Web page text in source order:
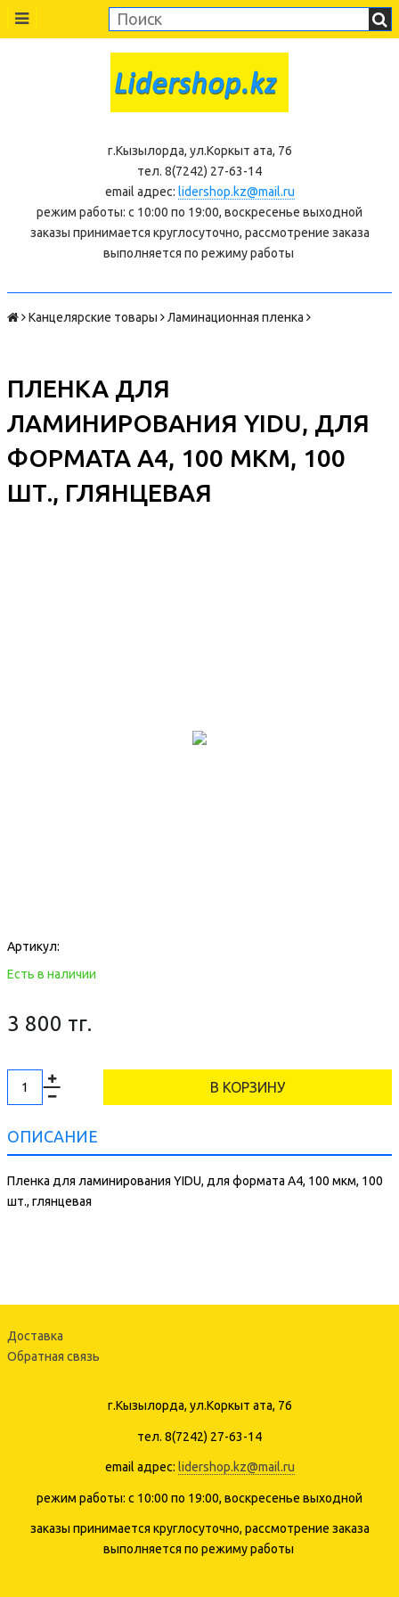
г.Кызылорда, ул.Коркыт ата, 76
тел. 8(7242) 27-63-14
email адрес: lidershop.kz@mail.ru
режим работы: с 10:00 по 19:00, воскресенье выходной
заказы принимается круглосуточно, рассмотрение заказа
выполняется по режиму работы
Канцелярские товары Ламинационная пленка
ПЛЕНКА ДЛЯ
ЛАМИНИРОВАНИЯ YIDU, ДЛЯ
ФОРМАТА A4, 100 МКМ, 100
ШТ., ГЛЯНЦЕВАЯ
Артикул:
Есть в наличии
3 800 тг.
В КОРЗИНУ
ОПИСАНИЕ
Пленка для ламинирования YIDU, для формата A4, 100 мкм, 100
шт., глянцевая
Доставка
Обратная связь
г.Кызылорда, ул.Коркыт ата, 76
тел. 8(7242) 27-63-14
email адрес: lidershop.kz@mail.ru
режим работы: с 10:00 по 19:00, воскресенье выходной
заказы принимается круглосуточно, рассмотрение заказа
выполняется по режиму работы